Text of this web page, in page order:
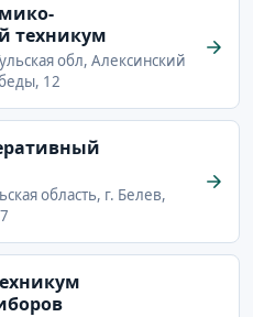
техникум
обл, Алексинский
12
область, г. Белев,